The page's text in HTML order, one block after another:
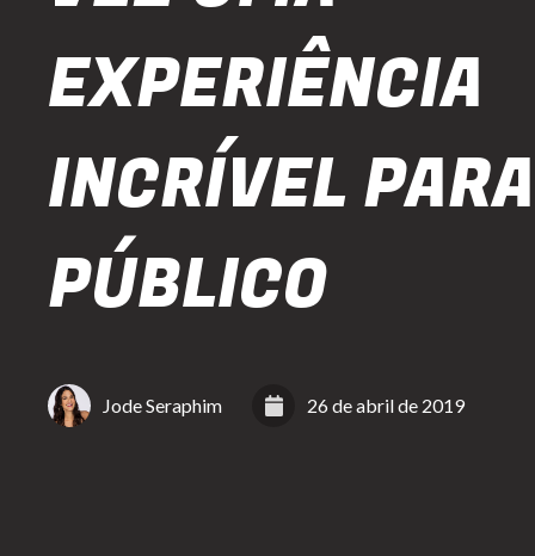
EXPERIÊNCIA
INCRÍVEL
PÚBLICO
Jode Seraphim 26 de abril de 2019